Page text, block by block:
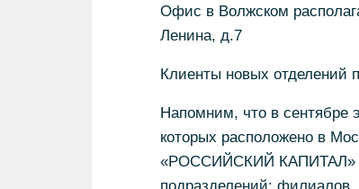
Офис в Волжском
Ленина, д.7
Клиенты новых отделений
Напомним, что в сентябре
которых расположено в
«РОССИЙСКИЙ КАПИТАЛ»